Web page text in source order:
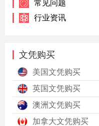
常见问题
行业资讯
文凭购买
美国文凭购买
英国文凭购买
澳洲文凭购买
加拿大文凭购买